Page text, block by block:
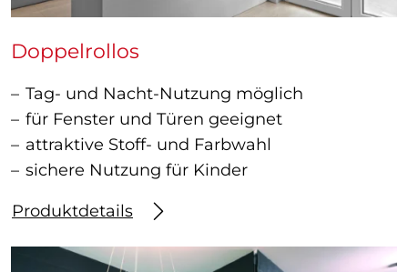
Doppelrollos
Tag- und Nacht-Nutzung möglich
für Fenster und Türen geeignet
attraktive Stoff- und Farbwahl
sichere Nutzung für Kinder
Produktdetails